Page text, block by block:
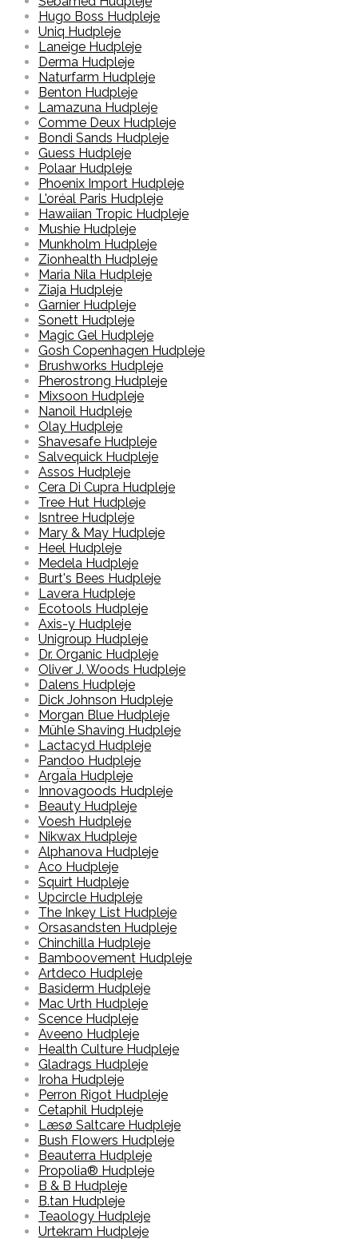
Hugo Boss Hudpleje
Uniq Hudpleje
Laneige Hudpleje
Derma Hudpleje
Naturfarm Hudpleje
Benton Hudpleje
Lamazuna Hudpleje
Comme Deux Hudpleje
Bondi Sands Hudpleje
Guess Hudpleje
Polaar Hudpleje
Phoenix Import Hudpleje
L'oréal Paris Hudpleje
Hawaiian Tropic Hudpleje
Mushie Hudpleje
Munkholm Hudpleje
Zionhealth Hudpleje
Maria Nila Hudpleje
Ziaja Hudpleje
Garnier Hudpleje
Sonett Hudpleje
Magic Gel Hudpleje
Gosh Copenhagen Hudpleje
Brushworks Hudpleje
Pherostrong Hudpleje
Mixsoon Hudpleje
Nanoil Hudpleje
Olay Hudpleje
Shavesafe Hudpleje
Salvequick Hudpleje
Assos Hudpleje
Cera Di Cupra Hudpleje
Tree Hut Hudpleje
Isntree Hudpleje
Mary & May Hudpleje
Heel Hudpleje
Medela Hudpleje
Burt's Bees Hudpleje
Lavera Hudpleje
Ecotools Hudpleje
Axis-y Hudpleje
Unigroup Hudpleje
Dr. Organic Hudpleje
Oliver J. Woods Hudpleje
Dalens Hudpleje
Dick Johnson Hudpleje
Morgan Blue Hudpleje
Mühle Shaving Hudpleje
Lactacyd Hudpleje
Pandoo Hudpleje
ArgaÏa Hudpleje
Innovagoods Hudpleje
Beauty Hudpleje
Voesh Hudpleje
Nikwax Hudpleje
Alphanova Hudpleje
Aco Hudpleje
Squirt Hudpleje
Upcircle Hudpleje
The Inkey List Hudpleje
Orsasandsten Hudpleje
Chinchilla Hudpleje
Bamboovement Hudpleje
Artdeco Hudpleje
Basiderm Hudpleje
Mac Urth Hudpleje
Scence Hudpleje
Aveeno Hudpleje
Health Culture Hudpleje
Gladrags Hudpleje
Iroha Hudpleje
Perron Rigot Hudpleje
Cetaphil Hudpleje
Læsø Saltcare Hudpleje
Bush Flowers Hudpleje
Beauterra Hudpleje
Propolia® Hudpleje
B & B Hudpleje
B.tan Hudpleje
Teaology Hudpleje
Urtekram Hudpleje